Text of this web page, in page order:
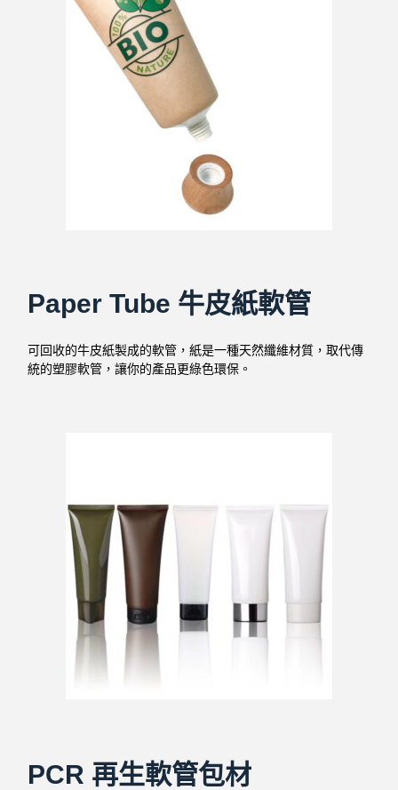
Paper Tube 牛皮紙軟管
可回收的牛皮紙製成的軟管，紙是一種天然纖維材質，取代傳
統的塑膠軟管，讓你的產品更綠色環保。
PCR 再生軟管包材